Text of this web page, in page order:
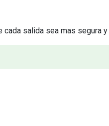
salida sea mas segura y